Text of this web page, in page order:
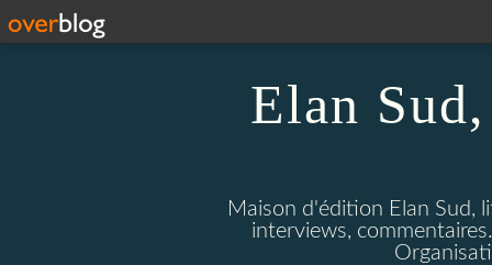
Elan
Maison d'édition Elan Sud,
interviews,